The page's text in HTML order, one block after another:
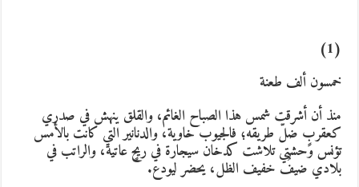
ألف طعنة
أن أشرقت شمس هذا الصباح الغائم، والقلق ينهش في صدري
ضلّ طريقه؛ فالجيوب خاوية، والدنانير التي كانت بالأمس
وحشتي تلاشت كدخان سيجارة في ريحٍ عاتية، والراتب في
ضيفٌ خفيف الظل، يحضر ليودع.